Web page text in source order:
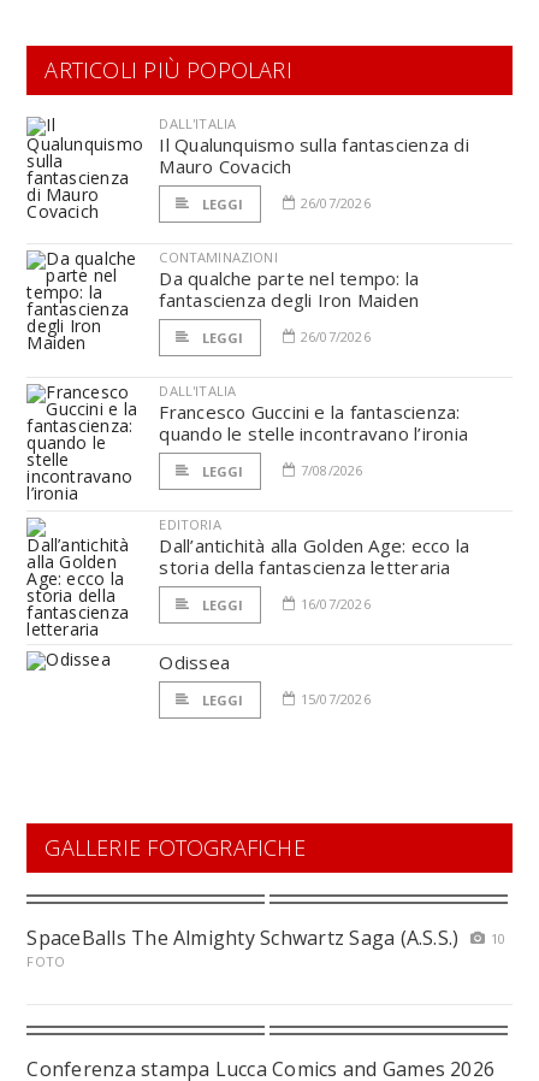
ARTICOLI PIÙ POPOLARI
DALL'ITALIA
Il Qualunquismo sulla fantascienza di
Mauro Covacich
LEGGI 26/07/2026
CONTAMINAZIONI
Da qualche parte nel tempo: la
fantascienza degli Iron Maiden
LEGGI 26/07/2026
DALL'ITALIA
Francesco Guccini e la fantascienza:
quando le stelle incontravano l’ironia
LEGGI 7/08/2026
EDITORIA
Dall’antichità alla Golden Age: ecco la
storia della fantascienza letteraria
LEGGI 16/07/2026
Odissea
LEGGI 15/07/2026
GALLERIE FOTOGRAFICHE
SpaceBalls The Almighty Schwartz Saga (A.S.S.)
10
FOTO
Conferenza stampa Lucca Comics and Games 2026